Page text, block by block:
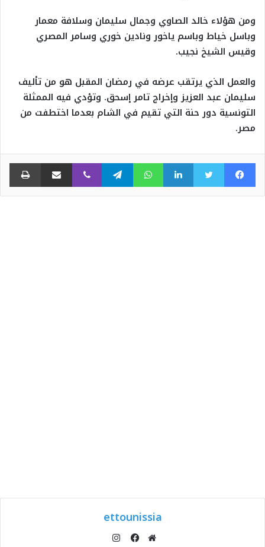
ومن هؤلاء خالد الصاوي وجمال سليمان وسلافة معمار
وباسل خياط وباسم ياخور ونادين خوري وسامر المصري
وقيس الشيخ نجيب.
والعمل الذي يرتقب عرضه في رمضان المقبل هو من تأليف
سليمان عبد العزيز وإخراج تامر إسحق. وتؤدي فيه الممثلة
التونسية دور حنة التي تقيم في الشام بعدما اختطفت من
مصر.
فيسبوك تويتر لينكدإن واتساب تيلقرام ڤايبر مشاركة عبر البريد
ettounissia